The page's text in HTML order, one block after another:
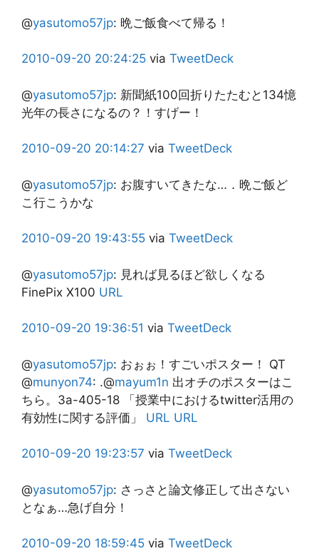
@yasutomo57jp: 晩ご飯食べて帰る！
2010-09-20 20:24:25 via TweetDeck
@yasutomo57jp: 新聞紙100回折りたたむと134憶
光年の長さになるの？！すげー！
2010-09-20 20:14:27 via TweetDeck
@yasutomo57jp: お腹すいてきたな…．晩ご飯ど
こ行こうかな
2010-09-20 19:43:55 via TweetDeck
@yasutomo57jp: 見れば見るほど欲しくなる
FinePix X100 URL
2010-09-20 19:36:51 via TweetDeck
@yasutomo57jp: おぉぉ！すごいポスター！ QT
@munyon74: .@mayum1n 出オチのポスターはこ
ちら。3a-405-18 「授業中におけるtwitter活用の
有効性に関する評価」 URL URL
2010-09-20 19:23:57 via TweetDeck
@yasutomo57jp: さっさと論文修正して出さない
となぁ…急げ自分！
2010-09-20 18:59:45 via TweetDeck